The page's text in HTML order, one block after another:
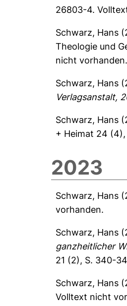
26803-4.
Schwarz, Hans
Theologie und
nicht vorhanden.
Schwarz, Hans
Verlagsanstalt,
Schwarz, Hans
+ Heimat 24
2023
Schwarz, Hans
vorhanden.
Schwarz, Hans
ganzheitlicher
21 (2), S. 340-
Schwarz, Hans
Volltext nicht